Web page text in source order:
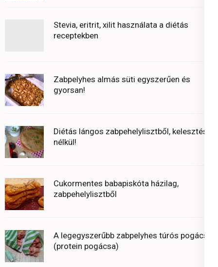
Stevia, eritrit, xilit használata a diétás
receptekben
Zabpelyhes almás süti egyszerűen és
gyorsan!
Diétás lángos zabpehelylisztből, kelesztés
nélkül!
Cukormentes babapiskóta házilag,
zabpehelylisztből
A legegyszerűbb zabpelyhes túrós pogácsa
(protein pogácsa)